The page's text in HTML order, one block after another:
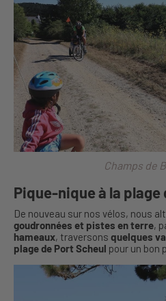
Champs de
Pique-nique à la plage
De nouveau sur nos vélos, nous
goudronnées et pistes en terre,
hameaux, traversons quelques
plage de Port Scheul pour un bon